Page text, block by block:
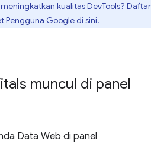
kualitas DevTools? Daftar
Pengguna Google di sini.
muncul di panel
Data Web di panel